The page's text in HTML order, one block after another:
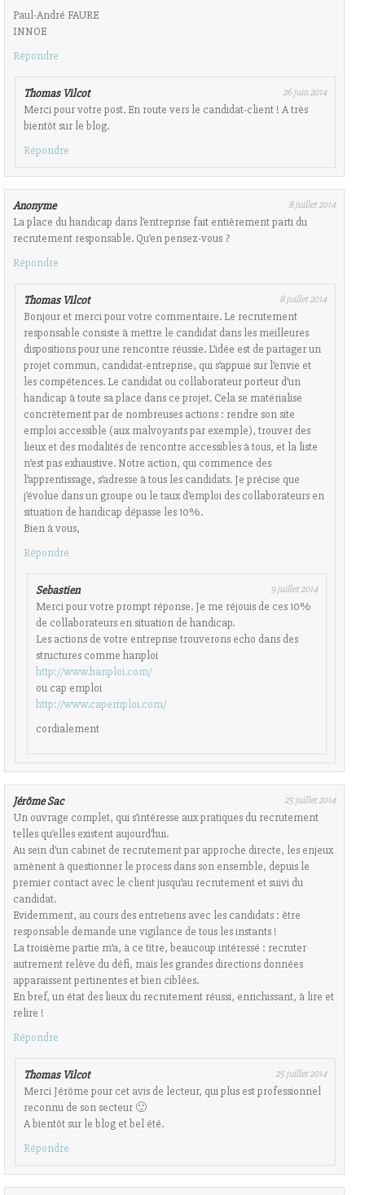
Paul-André FAURE
INNOE
Répondre
Thomas Vilcot 26 juin 2014
Merci pour votre post. En route vers le candidat-client ! A très
bientôt sur le blog.
Répondre
Anonyme 8 juillet 2014
La place du handicap dans l’entreprise fait entièrement parti du
recrutement responsable. Qu’en pensez-vous ?
Répondre
Thomas Vilcot 8 juillet 2014
Bonjour et merci pour votre commentaire. Le recrutement
responsable consiste à mettre le candidat dans les meilleures
dispositions pour une rencontre réussie. L’idée est de partager un
projet commun, candidat-entreprise, qui s’appuie sur l’envie et
les compétences. Le candidat ou collaborateur porteur d’un
handicap à toute sa place dans ce projet. Cela se matérialise
concrètement par de nombreuses actions : rendre son site
emploi accessible (aux malvoyants par exemple), trouver des
lieux et des modalités de rencontre accessibles à tous, et la liste
n’est pas exhaustive. Notre action, qui commence des
l’apprentissage, s’adresse à tous les candidats. Je précise que
j’évolue dans un groupe ou le taux d’emploi des collaborateurs en
situation de handicap dépasse les 10%.
Bien à vous,
Répondre
Sebastien 9 juillet 2014
Merci pour votre prompt réponse. Je me réjouis de ces 10%
de collaborateurs en situation de handicap.
Les actions de votre entreprise trouverons echo dans des
structures comme hanploi
http://www.hanploi.com/
ou cap emploi
http://www.capemploi.com/
cordialement
Jérôme Sac 25 juillet 2014
Un ouvrage complet, qui s’intéresse aux pratiques du recrutement
telles qu’elles existent aujourd’hui.
Au sein d’un cabinet de recrutement par approche directe, les enjeux
amènent à questionner le process dans son ensemble, depuis le
premier contact avec le client jusqu’au recrutement et suivi du
candidat.
Evidemment, au cours des entretiens avec les candidats : être
responsable demande une vigilance de tous les instants !
La troisième partie m’a, à ce titre, beaucoup intéressé : recruter
autrement relève du défi, mais les grandes directions données
apparaissent pertinentes et bien ciblées.
En bref, un état des lieux du recrutement réussi, enrichissant, à lire et
relire !
Répondre
Thomas Vilcot 25 juillet 2014
Merci Jérôme pour cet avis de lecteur, qui plus est professionnel
reconnu de son secteur 🙂
A bientôt sur le blog et bel été.
Répondre